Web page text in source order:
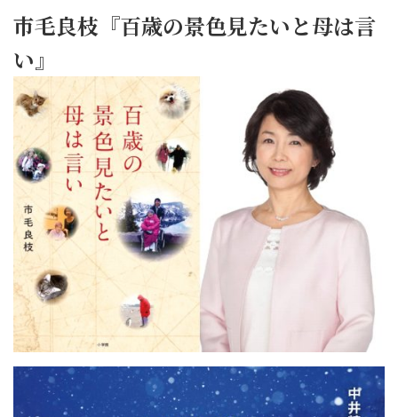
市毛良枝『百歳の景色見たいと母は言
い』